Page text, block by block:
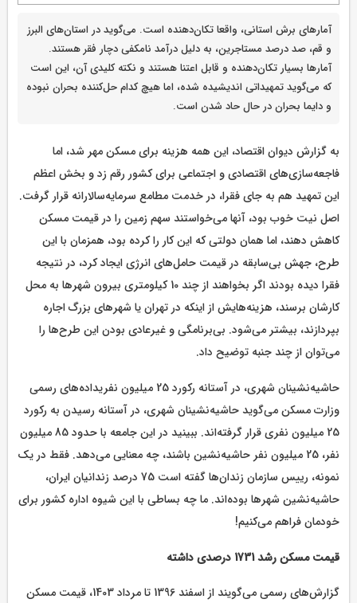
آمار‌های برش استانی، واقعا تکان‌دهنده است. می‌گوید در استان‌های البرز
و قم، صد درصد مستاجرین، به دلیل درآمد نامکفی دچار فقر هستند.
آمار‌ها بسیار تکان‌دهنده و قابل اعتنا هستند و نکته کلیدی آن، این است
که می‌گوید تمهیداتی اندیشیده شده، اما هیچ کدام حل‌کننده بحران نبوده
و دایما بحران در حال حاد شدن است.
به گزارش دیوان اقتصاد، این همه هزینه برای مسکن مهر شد، اما
فاجعه‌سازی‌های اقتصادی و اجتماعی برای کشور رقم زد و بخش اعظم
این تمهید هم به جای فقرا، در خدمت مطامع سرمایه‌سالارانه قرار گرفت.
اصل نیت خوب بود، آنها می‌خواستند سهم زمین را در قیمت مسکن
کاهش دهند، اما همان دولتی که این کار را کرده بود، همزمان با این
طرح، جهش بی‌سابقه در قیمت حامل‌های انرژی ایجاد کرد، در نتیجه
فقرا دیده بودند اگر بخواهند از چند 10 کیلومتری بیرون شهر‌ها به محل
کارشان برسند، هزینه‌هایش از اینکه در تهران یا شهر‌های بزرگ اجاره
بپردازند، بیشتر می‌شود. بی‌برنامگی و غیرعادی بودن این طرح‌ها را
می‌توان از چند جنبه توضیح داد.
حاشیه‌نشینان شهری، در آستانه رکورد 25 میلیون نفریداده‌های رسمی
وزارت مسکن می‌گوید حاشیه‌نشینان شهری، در آستانه رسیدن به رکورد
25 میلیون نفری قرار گرفته‌اند. ببینید در این جامعه با حدود 85 میلیون
نفر، 25 میلیون نفر حاشیه‌نشین باشند، چه معنایی می‌دهد. فقط در یک
نمونه، رییس سازمان زندان‌ها گفته است 75 درصد زندانیان ایران،
حاشیه‌نشین شهر‌ها بوده‌اند. ما چه بساطی با این شیوه اداره کشور برای
خودمان فراهم می‌کنیم!
قیمت مسکن رشد 1731 درصدی داشته
گزارش‌های رسمی می‌گویند از اسفند 1396 تا مرداد 1403، قیمت مسکن